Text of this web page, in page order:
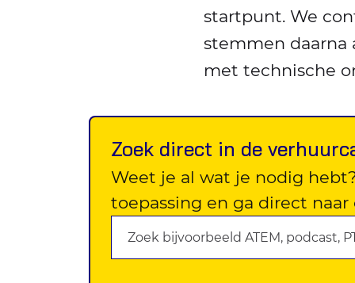
startpunt. We
stemmen daarna
met technische
Zoek direct in de
Weet je al wat je nodig
toepassing en ga direct